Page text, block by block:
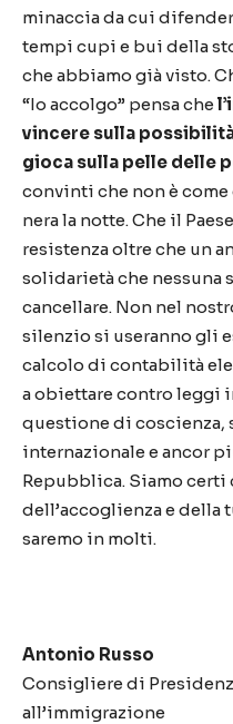
minaccia da cui
tempi cupi e bui della
che abbiamo già visto.
“Io accolgo” pensa che
vincere sulla
gioca sulla pelle delle
convinti che non è
nera la notte. Che il
resistenza oltre che un
solidarietà che
cancellare. Non nel
silenzio si useranno gli
calcolo di contabilità
a obiettare contro leggi
questione di
internazionale e ancor
Repubblica. Siamo certi
dell’accoglienza e della
saremo in molti.
Antonio Russo
Consigliere di
all’immigrazione